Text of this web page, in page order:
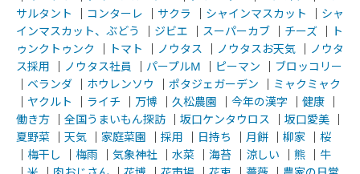
サルタント
｜ コンターレ ｜ サクラ ｜ シャインマスカット ｜ シャ
インマスカット、ぶどう
｜ ジビエ ｜ スーパーカブ ｜ チーズ ｜ ト
ゥンクトゥンク
｜ トマト ｜ ノウタス ｜ ノウタスお天気 ｜ ノウタ
ス採用 ｜ ノウタス社員 ｜ パープルM ｜ ピーマン ｜ ブロッコリー
｜ ベランダ ｜ ホウレンソウ ｜ ポタジェガーデン ｜ ミャクミャク
｜ ヤクルト ｜ ライチ ｜ 万博 ｜ 久松農園 ｜ 今年の漢字 ｜ 健康 ｜
働き方 ｜ 全国うまいもん探訪 ｜ 坂口ケンタウロス ｜ 坂口愛美 ｜
夏野菜 ｜ 天気 ｜ 家庭菜園 ｜ 採用 ｜ 日持ち ｜ 月餅 ｜ 柳家 ｜ 桜
｜ 梅干し ｜ 梅雨 ｜ 気象神社 ｜ 水菜 ｜ 海苔 ｜ 涼しい ｜ 熊 ｜ 牛